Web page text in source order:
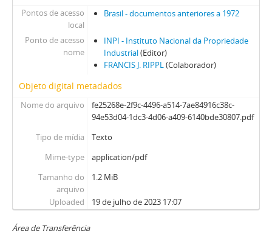
Pontos de acesso
local
Brasil - documentos anteriores a 1972
Ponto de acesso
nome
INPI - Instituto Nacional da Propriedade
Industrial(Editor)
FRANCIS J. RIPPL(Colaborador)
Objeto digital metadados
Nome do arquivo
fe25268e-2f9c-4496-a514-7ae84916c38c-
94e53d04-1dc3-4d06-a409-6140bde30807.pdf
Tipo de mídia
Texto
Mime-type
application/pdf
Tamanho do
arquivo
1.2 MiB
Uploaded 19 de julho de 2023 17:07
Área de Transferência